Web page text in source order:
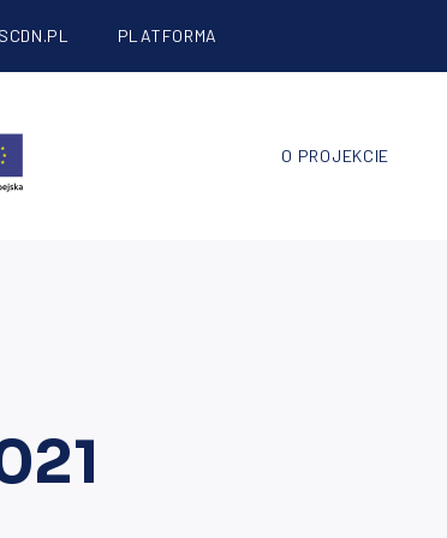
PLATFORMA
O PROJEKCIE